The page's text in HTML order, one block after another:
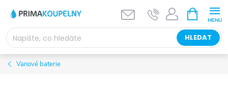
obsah
HLEDAT
NÁKUPNÍ
KOŠÍK
Vanové baterie